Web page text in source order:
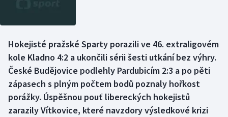
Curling
Dostihy
Florbal
Hokejisté pražské Sparty porazili ve 46. extraligovém
kole Kladno 4:2 a ukončili sérii šesti utkání bez výhry.
České Budějovice podlehly Pardubicím 2:3 a po pěti
zápasech s plným počtem bodů poznaly hořkost
porážky. Úspěšnou pouť libereckých hokejistů
zarazily Vítkovice, které navzdory výsledkové krizi